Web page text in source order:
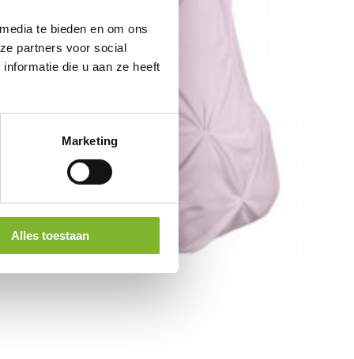
te bieden en om ons
partners voor social
die u aan ze heeft
Marketing
Alles toestaan